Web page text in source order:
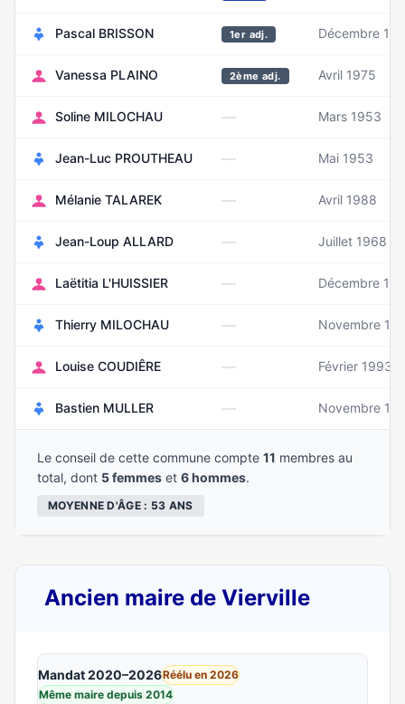
Pascal BRISSON 1er adj. Décembre
Vanessa PLAINO 2ème adj. Avril 1975
Soline MILOCHAU — Mars 1953
Jean-Luc PROUTHEAU — Mai 1953
Mélanie TALAREK — Avril 1988
Jean-Loup ALLARD — Juillet 1968
Laëtitia L'HUISSIER — Décembre
Thierry MILOCHAU — Novembre
Louise COUDIÊRE — Février 1993
Bastien MULLER — Novembre
Le conseil de cette commune compte 11 membres au
total, dont 5 femmes et 6 hommes.
MOYENNE D'ÂGE : 53 ANS
Ancien maire de Vierville
Mandat 2020–2026Réélu en 2026
Même maire depuis 2014